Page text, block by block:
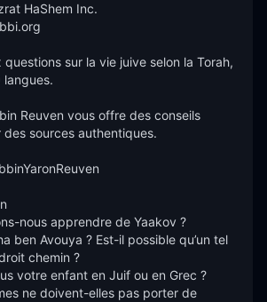
HaShem Inc.
questions sur la vie juive selon la Torah,
Reuven vous offre des conseils
sources authentiques.
nous apprendre de Yaakov ?
ben Avouya ? Est-il possible qu’un tel
chemin ?
votre enfant en Juif ou en Grec ?
ne doivent-elles pas porter de